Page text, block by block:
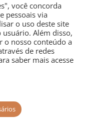
você concorda
pessoais via
o uso deste site
Além disso,
o nosso conteúdo a
de redes
saber mais acesse